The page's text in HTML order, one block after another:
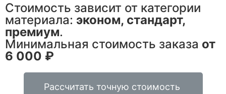
Стоимость зависит от категории
материала: эконом, стандарт,
премиум.
Минимальная стоимость заказа от
6 000 ₽
Рассчитать точную стоимость